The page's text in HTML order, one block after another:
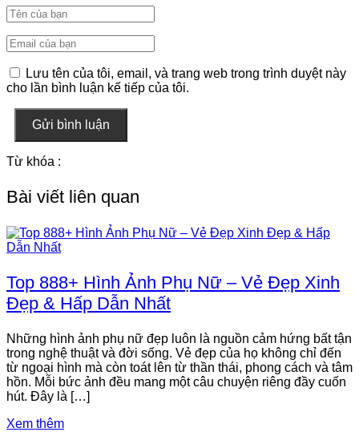
Lưu tên của tôi, email, và trang web trong trình duyệt này
cho lần bình luận kế tiếp của tôi.
Gửi bình luận
Từ khóa :
Bài viết liên quan
Top 888+ Hình Ảnh Phụ Nữ – Vẻ Đẹp Xinh
Đẹp & Hấp Dẫn Nhất
Những hình ảnh phụ nữ đẹp luôn là nguồn cảm hứng bất tận
trong nghệ thuật và đời sống. Vẻ đẹp của họ không chỉ đến
từ ngoại hình mà còn toát lên từ thần thái, phong cách và tâm
hồn. Mỗi bức ảnh đều mang một câu chuyện riêng đầy cuốn
hút. Đây là […]
Xem thêm